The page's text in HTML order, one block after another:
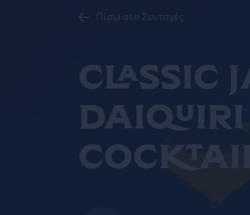
Πίσω στο Συνταγές
Classic
Daiquiri